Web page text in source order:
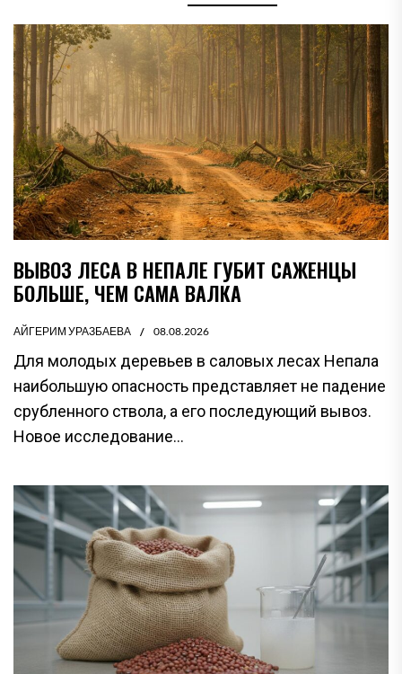
ВЫВОЗ ЛЕСА В НЕПАЛЕ ГУБИТ САЖЕНЦЫ
БОЛЬШЕ, ЧЕМ САМА ВАЛКА
АЙГЕРИМ УРАЗБАЕВА 08.08.2026
Для молодых деревьев в саловых лесах Непала
наибольшую опасность представляет не падение
срубленного ствола, а его последующий вывоз.
Новое исследование...